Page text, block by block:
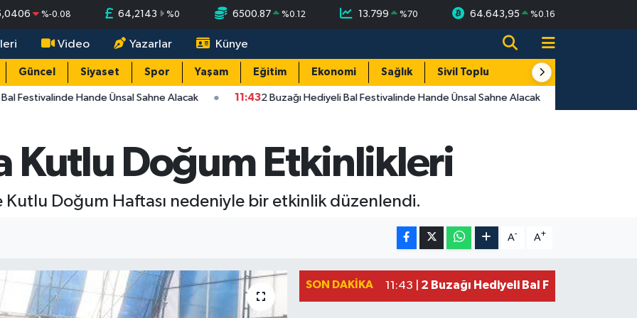
%-0.08 64,2143 %0 6500.87 %0.12 13.799 %70 64.643,95 %0.16
Video Yazarlar Künye
Güncel Siyaset Spor Yaşam Eğitim Ekonomi Sağlık Sivil Toplum Turizm
Festivalinde Hande Ünsal Sahne Alacak 11:432 Buzağı Hediyeli Bal Festivalinde Hande Ünsal Sahne Alacak
Kutlu Doğum Etkinlikleri
Kutlu Doğum Haftası nedeniyle bir etkinlik düzenlendi.
A- A+
SON DAKIKA 11:43 | 2 Buzağı Hediyeli Bal Festivalinde